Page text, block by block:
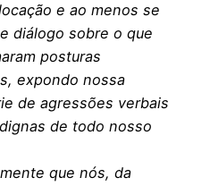
e ao menos se
diálogo sobre o que
posturas
expondo nossa
de agressões verbais
de todo nosso
que nós, da